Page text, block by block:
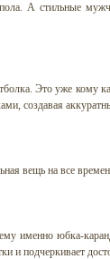
пола. А стильные
Это уже кому
создавая
вещь на все
именно юбка-
и подчеркивает